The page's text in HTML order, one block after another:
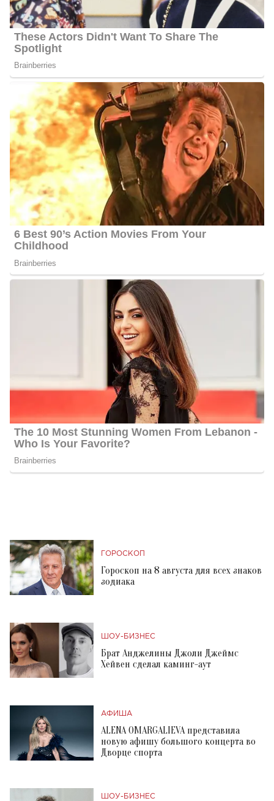
ГОРОСКОП
Гороскоп на 8 августа для всех знаков
зодиака
ШОУ-БИЗНЕС
Брат Анджелины Джоли Джеймс
Хейвен сделал каминг-аут
АФИША
ALENA OMARGALIEVA представила
новую афишу большого концерта во
Дворце спорта
ШОУ-БИЗНЕС